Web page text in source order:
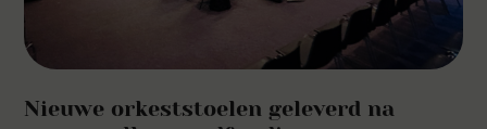
Nieuwe orkeststoelen geleverd na